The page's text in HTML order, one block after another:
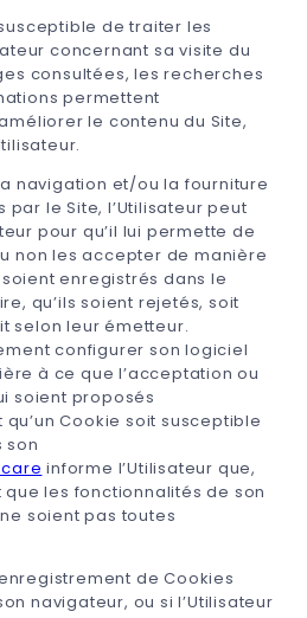
de traiter les
concernant sa visite du
consultées, les recherches
permettent
le contenu du Site,
navigation et/ou la fourniture
le Site, l’Utilisateur peut
pour qu’il lui permette de
non les accepter de manière
enregistrés dans le
qu’ils soient rejetés, soit
selon leur émetteur.
configurer son logiciel
à ce que l’acceptation ou
soient proposés
Cookie soit susceptible
son
informe l’Utilisateur que,
les fonctionnalités de son
soient pas toutes
de Cookies
navigateur, ou si l’Utilisateur